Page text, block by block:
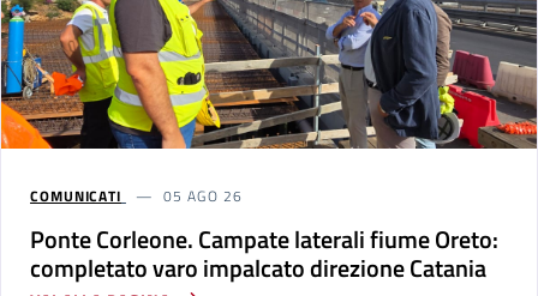
COMUNICATI 05 AGO 26
Ponte Corleone. Campate laterali fiume Oreto:
completato varo impalcato direzione Catania